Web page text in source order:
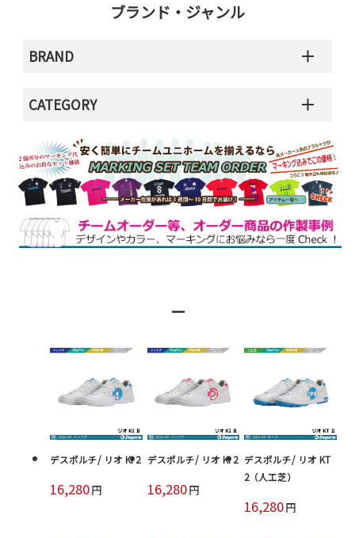
ブランド・ジャンル
BRAND
CATEGORY
ー
デスポルチ/ リオ KI 2
16,280円
デスポルチ/ リオ KI 2
16,280円
デスポルチ/ リオ KT
2（人工芝）
16,280円